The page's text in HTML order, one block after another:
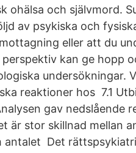
ohälsa och självmord.
av psykiska och
eller att du
kan ge hopp
undersökningar.
reaktioner hos 7.1
gav nedslående
är stor skillnad mellan
Det